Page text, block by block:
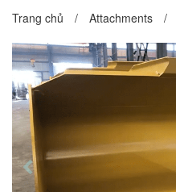
Trang chủ / Attachments /